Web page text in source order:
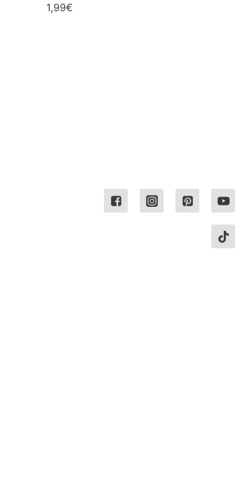
1,99€